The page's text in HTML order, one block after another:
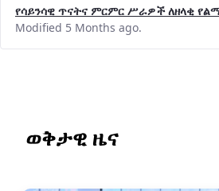
የሳይንሳዊ ጥናትና ምርምር ሥራዎች ለዘላቂ
Modified 5 Months ago.
ወቅታዊ ዜና